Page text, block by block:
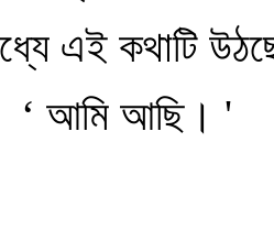
কথাটি
আছি। '